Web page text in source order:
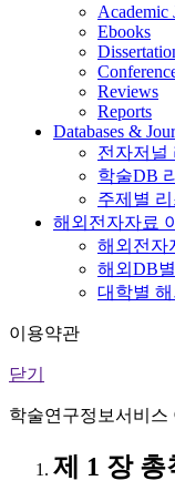
Academic
Ebooks
Reviews
Reports
Databases &
전자저널
학술DB
주제별
해외전자자료
해외전자
해외DB
대학별
이용약관
닫기
학술연구정보서비스
제 1 장 총